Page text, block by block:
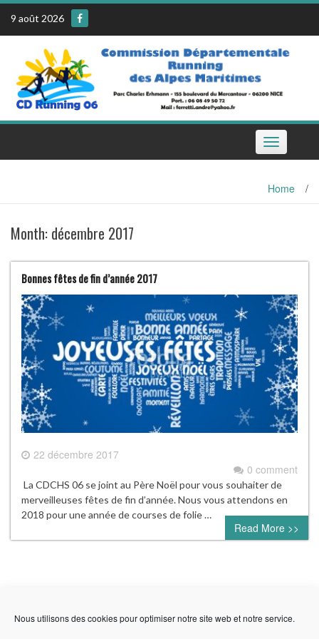
Nous utilisons des cookies pour optimiser notre site web et notre service.
Skip
content
9 août 2026
Toggle
navigation
Home /
Month: décembre 2017
Bonnes fêtes de fin d’année 2017
22 décembre 2017
0 comment
La CDCHS 06 se joint au Père Noël pour vous souhaiter de
merveilleuses fêtes de fin d’année. Nous vous attendons en
2018 pour une année de courses de folie …
Read More >>
Course à voir